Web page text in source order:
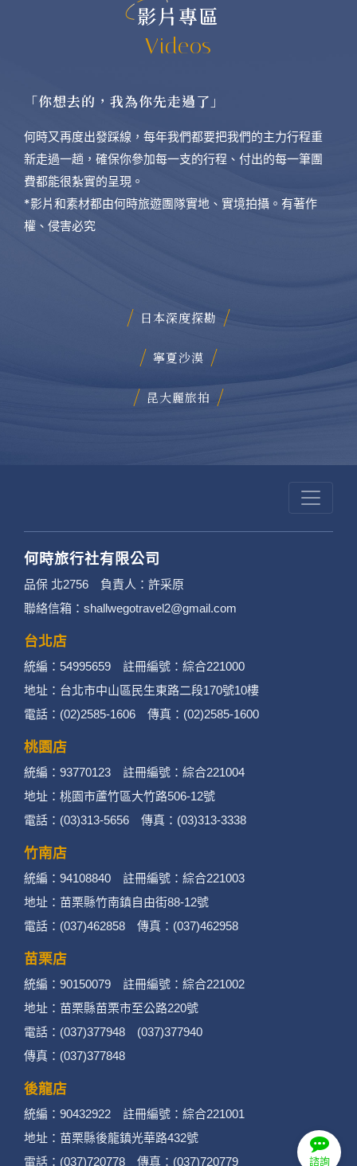
影片專區
Videos
「你想去的，我為你先走過了」
何時又再度出發踩線，每年我們都要把我們的主力行程重
新走過一趟，確保你參加每一支的行程、付出的每一筆團
費都能很紮實的呈現。
*影片和素材都由何時旅遊團隊實地、實境拍攝。有著作
權、侵害必究
日本深度探勘
寧夏沙漠
昆大麗旅拍
諮詢
何時旅行社有限公司
品保 北2756 負責人：許采原
聯絡信箱：shallwegotravel2@gmail.com
台北店
統編：54995659 註冊編號：綜合221000
地址：台北市中山區民生東路二段170號10樓
電話：(02)2585-1606 傳真：(02)2585-1600
桃園店
統編：93770123 註冊編號：綜合221004
地址：桃園市蘆竹區大竹路506-12號
電話：(03)313-5656 傳真：(03)313-3338
竹南店
統編：94108840 註冊編號：綜合221003
地址：苗栗縣竹南鎮自由街88-12號
電話：(037)462858 傳真：(037)462958
苗栗店
統編：90150079 註冊編號：綜合221002
地址：苗栗縣苗栗市至公路220號
電話：(037)377948 (037)377940
傳真：(037)377848
後龍店
統編：90432922 註冊編號：綜合221001
地址：苗栗縣後龍鎮光華路432號
電話：(037)720778 傳真：(037)720779